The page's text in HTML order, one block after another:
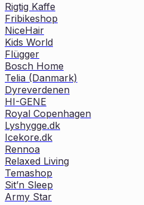
Rigtig Kaffe
Fribikeshop
NiceHair
Kids World
Flügger
Bosch Home
Telia (Danmark)
Dyreverdenen
HI-GENE
Royal Copenhagen
Lyshygge.dk
Icekore.dk
Rennoa
Relaxed Living
Temashop
Sit’n Sleep
Army Star